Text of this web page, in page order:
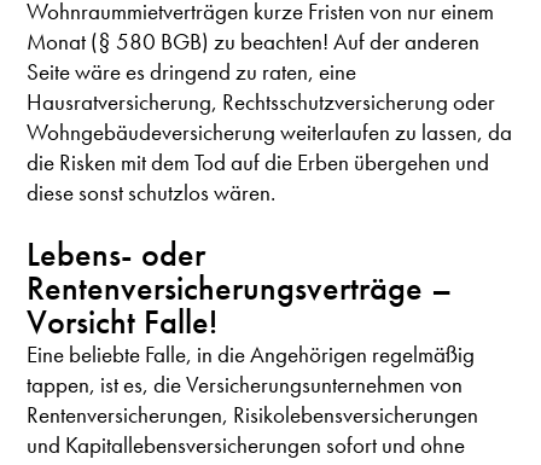
Wohnraummietverträgen kurze Fristen von nur einem
Monat (§ 580 BGB) zu beachten! Auf der anderen
Seite wäre es dringend zu raten, eine
Hausratversicherung, Rechtsschutzversicherung oder
Wohngebäudeversicherung weiterlaufen zu lassen, da
die Risken mit dem Tod auf die Erben übergehen und
diese sonst schutzlos wären.
Lebens- oder
Rentenversicherungsverträge –
Vorsicht Falle!
Eine beliebte Falle, in die Angehörigen regelmäßig
tappen, ist es, die Versicherungsunternehmen von
Rentenversicherungen, Risikolebensversicherungen
und Kapitallebensversicherungen sofort und ohne